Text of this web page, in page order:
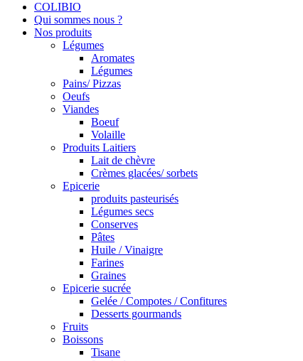
COLIBIO
Qui sommes nous ?
Nos produits
Légumes
Aromates
Légumes
Pains/ Pizzas
Oeufs
Viandes
Boeuf
Volaille
Produits Laitiers
Lait de chèvre
Crèmes glacées/ sorbets
Epicerie
produits pasteurisés
Légumes secs
Conserves
Pâtes
Huile / Vinaigre
Farines
Graines
Epicerie sucrée
Gelée / Compotes / Confitures
Desserts gourmands
Fruits
Boissons
Tisane